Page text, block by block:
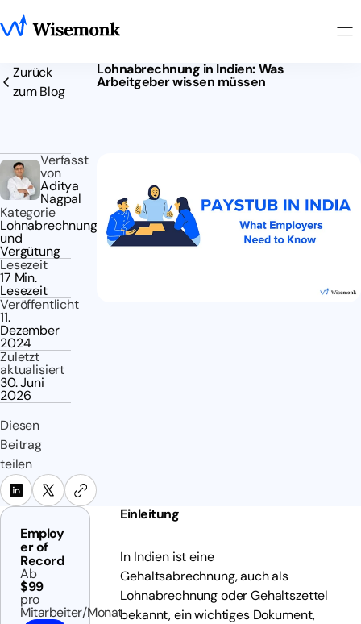
Zurück
zum Blog
Verfasst
von
Aditya
Nagpal
Kategorie
Lohnabrechnung
und
Vergütung
Lesezeit
17 Min.
Lesezeit
Veröffentlicht
11.
Dezember
2024
Zuletzt
aktualisiert
30. Juni
2026
Diesen
Beitrag
teilen
Lohnabrechnung in Indien: Was
Arbeitgeber wissen müssen
Employ
er of
Record
Ab
$99
pro
Mitarbeiter/Monat
Einleitung
In Indien ist eine
Gehaltsabrechnung, auch als
Lohnabrechnung oder Gehaltszettel
bekannt, ein wichtiges Dokument,